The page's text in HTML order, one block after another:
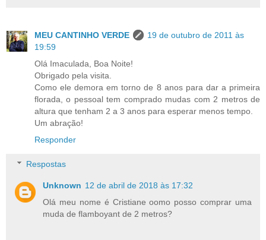
MEU CANTINHO VERDE
19 de outubro de 2011 às
19:59
Olá Imaculada, Boa Noite!
Obrigado pela visita.
Como ele demora em torno de 8 anos para dar a primeira
florada, o pessoal tem comprado mudas com 2 metros de
altura que tenham 2 a 3 anos para esperar menos tempo.
Um abração!
Responder
Respostas
Unknown 12 de abril de 2018 às 17:32
Olá meu nome é Cristiane oomo posso comprar uma
muda de flamboyant de 2 metros?